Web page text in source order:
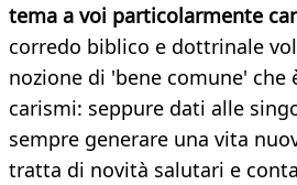
tema a voi particolarmente
corredo biblico e dottrinale
nozione di 'bene comune'
carismi: seppure dati alle
sempre generare una vita
tratta di novità salutari e